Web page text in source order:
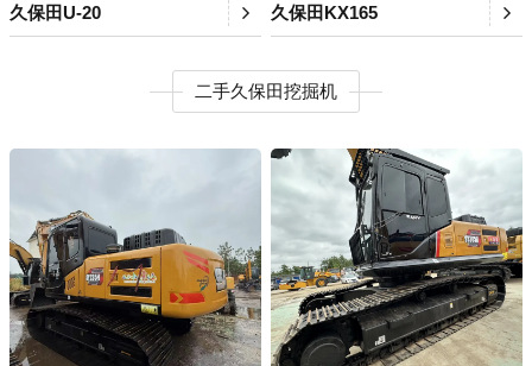
久保田U-20 久保田KX165
二手久保田挖掘机